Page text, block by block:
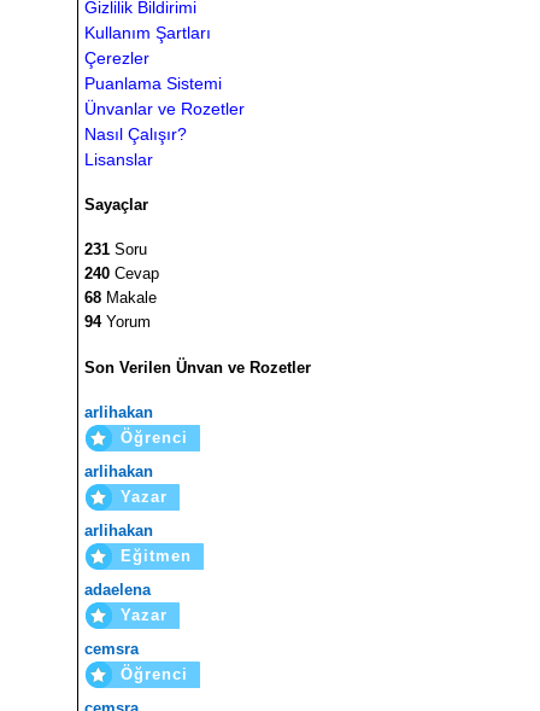
Gizlilik Bildirimi
Kullanım Şartları
Çerezler
Puanlama Sistemi
Ünvanlar ve Rozetler
Nasıl Çalışır?
Lisanslar
Sayaçlar
231 Soru
240 Cevap
68 Makale
94Yorum
Son Verilen Ünvan ve Rozetler
arlihakan
Öğrenci
arlihakan
Yazar
arlihakan
Eğitmen
adaelena
Yazar
cemsra
Öğrenci